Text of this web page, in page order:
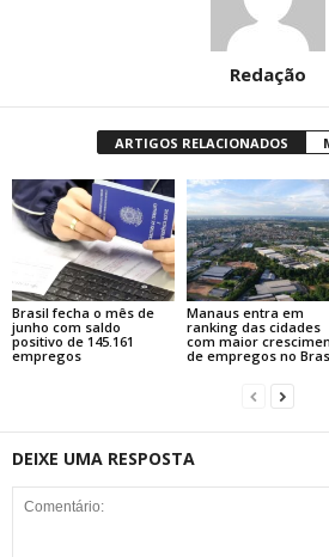
Redação
ARTIGOS RELACIONADOS
Brasil fecha o mês de
junho com saldo
positivo de 145.161
empregos
Manaus entra em
ranking das cidades
com maior
de empregos no
DEIXE UMA RESPOSTA